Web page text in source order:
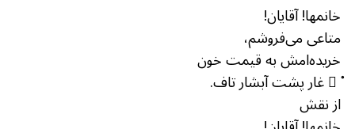
خانمها! آقایان!
متاعی می‌فروشم،
خریده‌امش به قیمت خون
ْ ِ غار پشت آبشار تاف.
از نقش